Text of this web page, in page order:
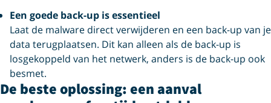
Een goede back-up is essentieel
Laat de malware direct verwijderen en een back-up van je
data terugplaatsen. Dit kan alleen als de back-up is
losgekoppeld van het netwerk, anders is de back-up ook
besmet.
De beste oplossing: een aanval